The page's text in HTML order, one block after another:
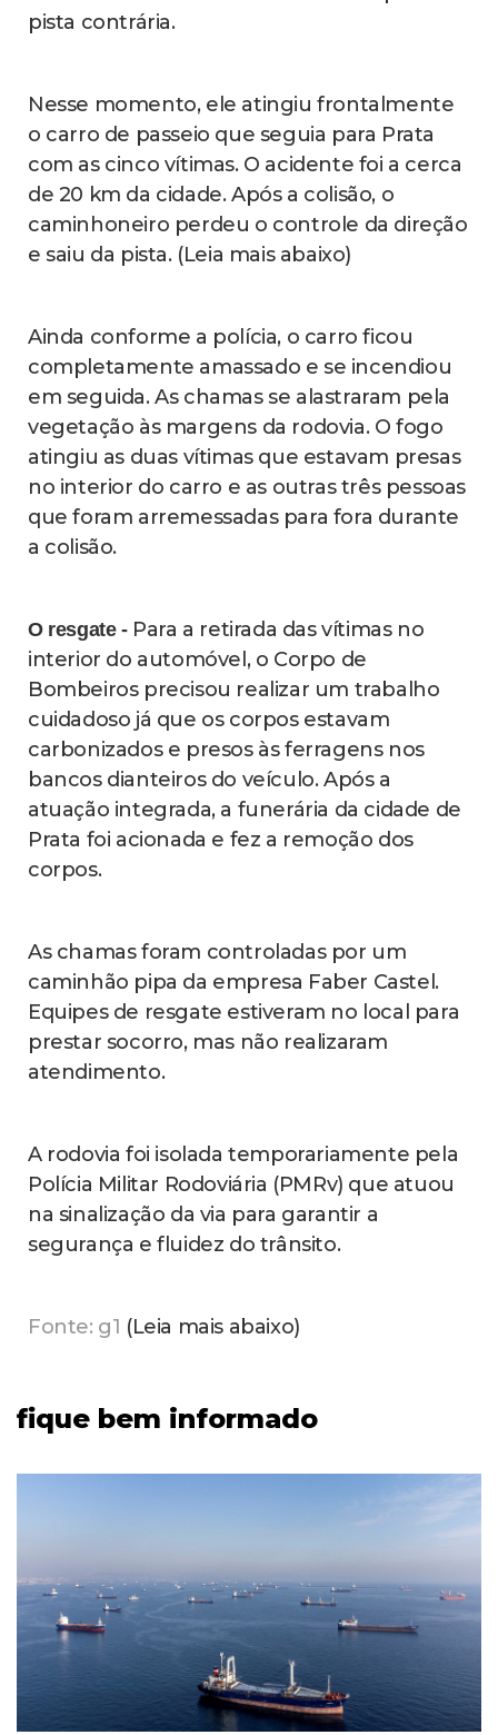
pista contrária.
Nesse momento, ele atingiu frontalmente
o carro de passeio que seguia para Prata
com as cinco vítimas. O acidente foi a cerca
de 20 km da cidade. Após a colisão, o
caminhoneiro perdeu o controle da direção
e saiu da pista. (Leia mais abaixo)
Ainda conforme a polícia, o carro ficou
completamente amassado e se incendiou
em seguida. As chamas se alastraram pela
vegetação às margens da rodovia. O fogo
atingiu as duas vítimas que estavam presas
no interior do carro e as outras três pessoas
que foram arremessadas para fora durante
a colisão.
O resgate - Para a retirada das vítimas no
interior do automóvel, o Corpo de
Bombeiros precisou realizar um trabalho
cuidadoso já que os corpos estavam
carbonizados e presos às ferragens nos
bancos dianteiros do veículo. Após a
atuação integrada, a funerária da cidade de
Prata foi acionada e fez a remoção dos
corpos.
As chamas foram controladas por um
caminhão pipa da empresa Faber Castel.
Equipes de resgate estiveram no local para
prestar socorro, mas não realizaram
atendimento.
A rodovia foi isolada temporariamente pela
Polícia Militar Rodoviária (PMRv) que atuou
na sinalização da via para garantir a
segurança e fluidez do trânsito.
Fonte: g1 (Leia mais abaixo)
fique bem informado